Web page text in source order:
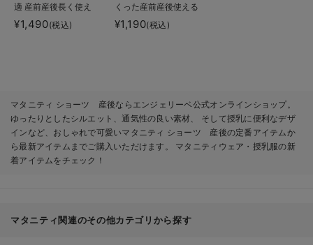
適 産前産後長く使え
るマタニティショーツ
¥1,490(税込)
くった産前産後使える
ローライズマタニティ
ショーツ
¥1,190(税込)
マタニティ ショーツ 産後ならエンジェリーベ公式オンラインショップ。
ゆったりとしたシルエット、通気性の良い素材、 そして授乳に便利なデザ
インなど、おしゃれで可愛いマタニティ ショーツ 産後の定番アイテムか
ら最新アイテムまでご購入いただけます。 マタニティウェア・授乳服の新
着アイテムをチェック！
マタニティ関連のその他カテゴリから探す